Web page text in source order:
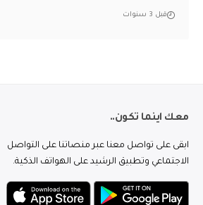
قبل 3 سنوات
معك اينما تكون..
ابقى على تواصل معنا عبر منصاتنا على التواصل
الاجتماعي وتطبيق الرشيد على الهواتف الذكية.